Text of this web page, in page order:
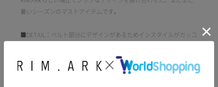
暑いシーズンのマストアイテムです。
■DETAIL：ベルト部分にデザインがあるためインスタイルがカッコ
こちらは数年前に発売し大好評だったパンツで、今年は共生地で製
作したComfy vest tops (460JAL30-0381) とセットアップ提案で復